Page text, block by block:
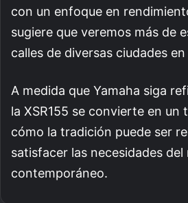
con un enfoque en
sugiere que veremos más de
calles de diversas ciudades
A medida que Yamaha siga
la XSR155 se convierte en un
cómo la tradición puede ser
satisfacer las necesidades
contemporáneo.